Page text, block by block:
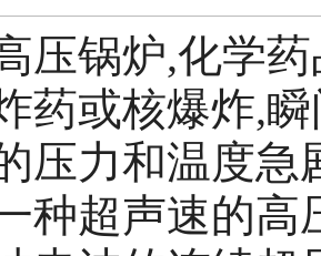
压锅炉,化学药
药或核爆炸,
压力和温度急
种超声速的高